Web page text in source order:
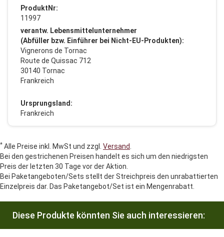
ProduktNr:
11997
verantw. Lebensmittelunternehmer
(Abfüller bzw. Einführer bei Nicht-EU-Produkten):
Vignerons de Tornac
Route de Quissac 712
30140 Tornac
Frankreich
Ursprungsland:
Frankreich
* Alle Preise inkl. MwSt und zzgl. Versand
Bei den gestrichenen Preisen handelt es sich um den niedrigsten
Preis der letzten 30 Tage vor der Aktion.
Bei Paketangeboten/Sets stellt der Streichpreis den unrabattierten
Einzelpreis dar. Das Paketangebot/Set ist ein Mengenrabatt.
Diese Produkte könnten Sie auch interessieren: